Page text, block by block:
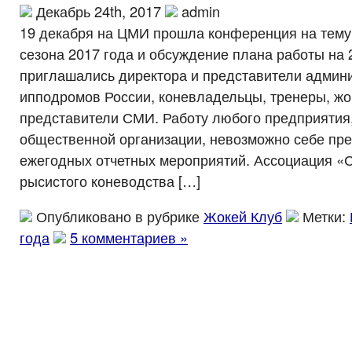
Декабрь 24th, 2017
admin
19 декабря на ЦМИ прошла конференция на
сезона 2017 года и обсуждение плана работы на
приглашались директора и представители
ипподромов России, коневладельцы, тренеры,
представители СМИ. Работу любого
общественной организации, невозможно себе
ежегодных отчетных мероприятий. Ассоциация
рысистого коневодства […]
Опубликовано в рубрике Жокей Клуб Метки:
года
5 комментариев »